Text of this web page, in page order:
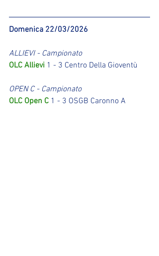
Domenica 22/03/2026
ALLIEVI - Campionato
OLC Allievi 1 - 3 Centro Della Gioventù
OPEN C - Campionato
OLC Open C 1 - 3 OSGB Caronno A